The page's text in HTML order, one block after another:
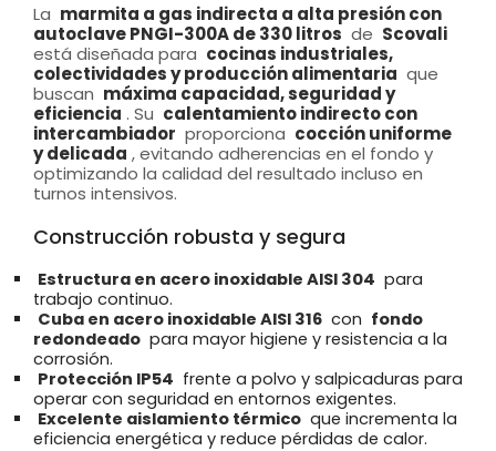
La marmita a gas indirecta a alta presión con
autoclave PNGI-300A de 330 litros de Scovali
está diseñada para cocinas industriales,
colectividades y producción alimentaria que
buscan máxima capacidad, seguridad y
eficiencia . Su calentamiento indirecto con
intercambiador proporciona cocción uniforme
y delicada , evitando adherencias en el fondo y
optimizando la calidad del resultado incluso en
turnos intensivos.
Construcción robusta y segura
Estructura en acero inoxidable AISI 304 para
trabajo continuo.
Cuba en acero inoxidable AISI 316 con fondo
redondeado para mayor higiene y resistencia a la
corrosión.
Protección IP54 frente a polvo y salpicaduras para
operar con seguridad en entornos exigentes.
Excelente aislamiento térmico que incrementa la
eficiencia energética y reduce pérdidas de calor.